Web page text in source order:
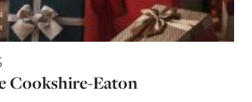
Cookshire-Eaton